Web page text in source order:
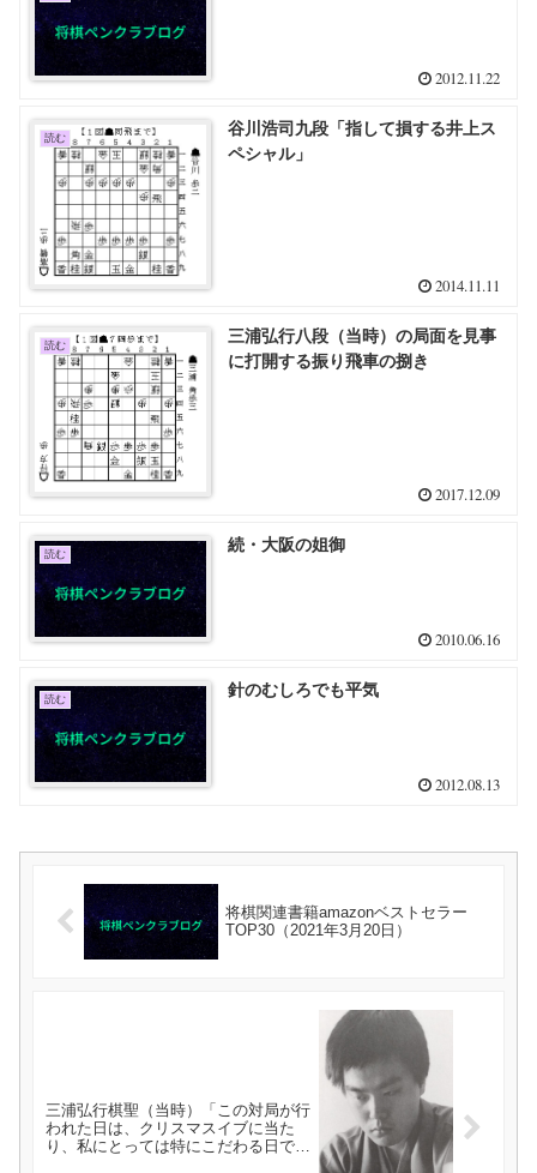
2012.11.22
読む
谷川浩司九段「指して損する井上ス
ペシャル」
2014.11.11
読む
三浦弘行八段（当時）の局面を見事
に打開する振り飛車の捌き
2017.12.09
読む 続・大阪の姐御
2010.06.16
読む 針のむしろでも平気
2012.08.13
将棋関連書籍amazonベストセラー
TOP30（2021年3月20日）
三浦弘行棋聖（当時）「この対局が行
われた日は、クリスマスイブに当た
り、私にとっては特にこだわる日でも